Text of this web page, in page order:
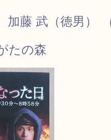
加藤 武（徳男）
たの森